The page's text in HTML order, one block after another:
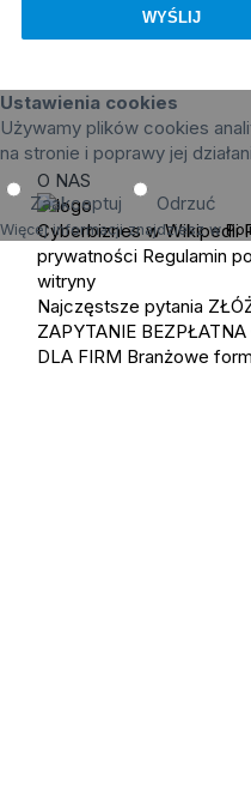
Ustawienia cookies
Używamy plików cookies
na stronie i poprawy jej
Zaakceptuj Odrzuć
Więcej informacji znajdziesz w
O NAS
Cyberbiznes w Wikipedii
prywatności Regulamin
witryny
Najczęstsze pytania
ZAPYTANIE BEZPŁATNA
DLA FIRM Branżowe